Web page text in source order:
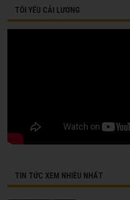
TÔI YÊU CẢI LƯƠNG
TIN TỨC XEM NHIỀU NHẤT